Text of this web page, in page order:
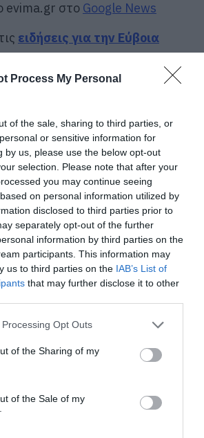
Process My Personal
of the sale, sharing to third parties, or
or sensitive information for
by us, please use the below opt-out
selection. Please note that after your
you may continue seeing
on personal information utilized by
disclosed to third parties prior to
separately opt-out of the further
information by third parties on the
participants. This information may
us to third parties on the IAB’s List of
that may further disclose it to other
website/app uses one or more Google
or usage behaviour. You may click to
to Google and its third-party tags to
specified purposes in below Google
Opt Outs
of the Sharing of my
of the Sale of my
evima.gr στο Google News
ειδήσεις για την Εύβοια
για την
Κόσμοστοevima.gr
ΕΥΒΟΙΑ
ΕΥΡΩΕΚΛΟΓΕΣ 2024
ΝΕΑ ΝΕΑ ΕΥΒΟΙΑ
ΡΟΗ ΕΙΔΗΣΕΩΝ
πανηγύρι
Μαρία Νομικού
Ποιοι θα
επόμενες
για φωτιά
– Προσοχή
μετά τη